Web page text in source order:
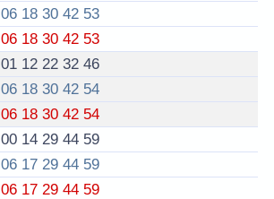
06 18 30 42 53
06 18 30 42 53
01 12 22 32 46
06 18 30 42 54
06 18 30 42 54
00 14 29 44 59
06 17 29 44 59
06 17 29 44 59